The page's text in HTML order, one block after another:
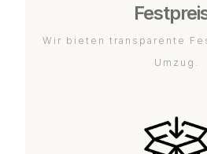
Wir bieten transparente
Umzug.